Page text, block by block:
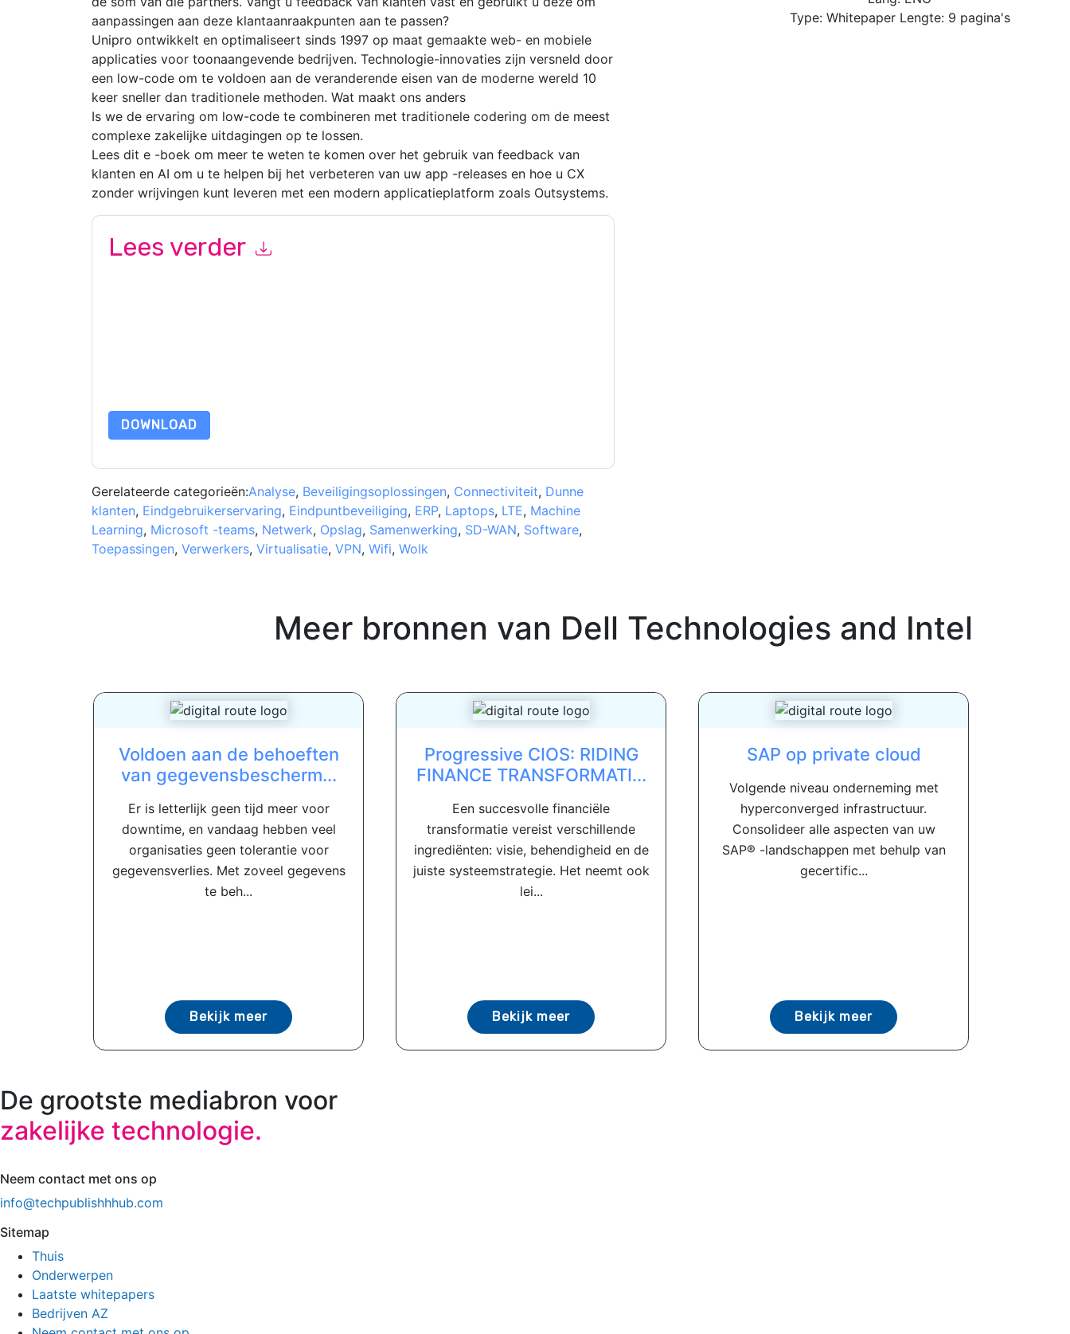
aanpassingen aan deze klantaanraakpunten aan te passen?
Unipro ontwikkelt en optimaliseert sinds 1997 op maat gemaakte web- en mobiele
applicaties voor toonaangevende bedrijven. Technologie-innovaties zijn versneld door
een low-code om te voldoen aan de veranderende eisen van de moderne wereld 10
keer sneller dan traditionele methoden. Wat maakt ons anders
Is we de ervaring om low-code te combineren met traditionele codering om de meest
complexe zakelijke uitdagingen op te lossen.
Lees dit e -boek om meer te weten te komen over het gebruik van feedback van
klanten en AI om u te helpen bij het verbeteren van uw app -releases en hoe u CX
zonder wrijvingen kunt leveren met een modern applicatieplatform zoals Outsystems.
Lees verder
DOWNLOAD
Gerelateerde categorieën:Analyse, Beveiligingsoplossingen, Connectiviteit, Dunne
klanten, Eindgebruikerservaring, Eindpuntbeveiliging, ERP, Laptops, LTE, Machine
Learning, Microsoft -teams, Netwerk, Opslag, Samenwerking, SD-WAN, Software,
Toepassingen, Verwerkers, Virtualisatie, VPN, Wifi, Wolk
Type: Whitepaper Lengte: 9 pagina's
Meer bronnen van Dell Technologies and Intel
Voldoen aan de behoeften
van gegevensbescherm...
Er is letterlijk geen tijd meer voor
downtime, en vandaag hebben veel
organisaties geen tolerantie voor
gegevensverlies. Met zoveel gegevens
te beh...
Bekijk meer
Progressive CIOS: RIDING
FINANCE TRANSFORMATI...
Een succesvolle financiële
transformatie vereist verschillende
ingrediënten: visie, behendigheid en de
juiste systeemstrategie. Het neemt ook
lei...
Bekijk meer
SAP op private cloud
Volgende niveau onderneming met
hyperconverged infrastructuur.
Consolideer alle aspecten van uw
SAP® -landschappen met behulp van
gecertific...
Bekijk meer
De grootste mediabron voor
zakelijke technologie.
Neem contact met ons op
info@techpublishhhub.com
Sitemap
Thuis
Onderwerpen
Laatste whitepapers
Bedrijven AZ